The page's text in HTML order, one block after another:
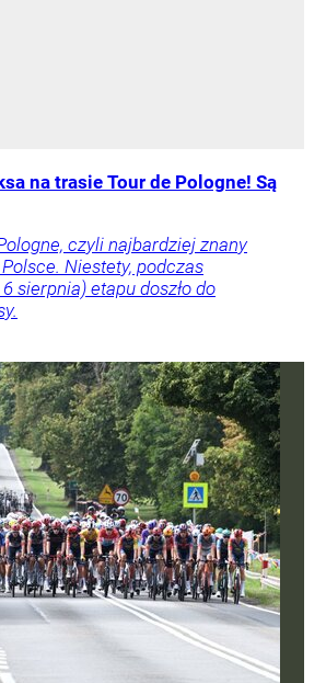
na trasie Tour de Pologne! Są
czyli najbardziej znany
Niestety, podczas
sierpnia) etapu doszło do